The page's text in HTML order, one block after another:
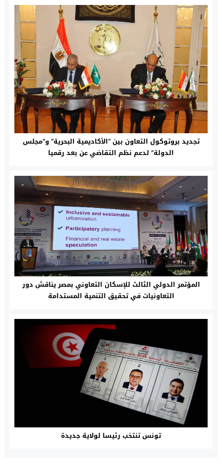
تجديد بروتوكول التعاون بين “الأكاديمية البحرية” و”مجلس
الدولة” لدعم نظم التقاضي عن بعد رقميا
المؤتمر الدولي الثالث للإسكان التعاوني بمصر يناقش دور
التعاونيات في تحقيق التنمية المستدامة
تونس تنتخب رئيسا لولاية جديدة